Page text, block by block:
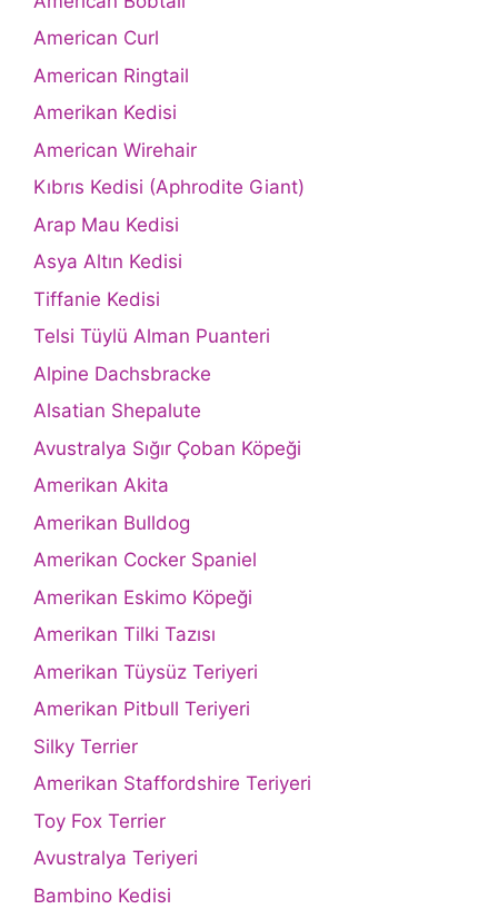
American Curl
American Ringtail
Amerikan Kedisi
American Wirehair
Kıbrıs Kedisi (Aphrodite Giant)
Arap Mau Kedisi
Asya Altın Kedisi
Tiffanie Kedisi
Telsi Tüylü Alman Puanteri
Alpine Dachsbracke
Alsatian Shepalute
Avustralya Sığır Çoban Köpeği
Amerikan Akita
Amerikan Bulldog
Amerikan Cocker Spaniel
Amerikan Eskimo Köpeği
Amerikan Tilki Tazısı
Amerikan Tüysüz Teriyeri
Amerikan Pitbull Teriyeri
Silky Terrier
Amerikan Staffordshire Teriyeri
Toy Fox Terrier
Avustralya Teriyeri
Bambino Kedisi